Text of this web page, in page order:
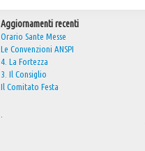
Aggiornamenti recenti
Orario Sante Messe
Le Convenzioni ANSPI
4. La Fortezza
3. Il Consiglio
Il Comitato Festa